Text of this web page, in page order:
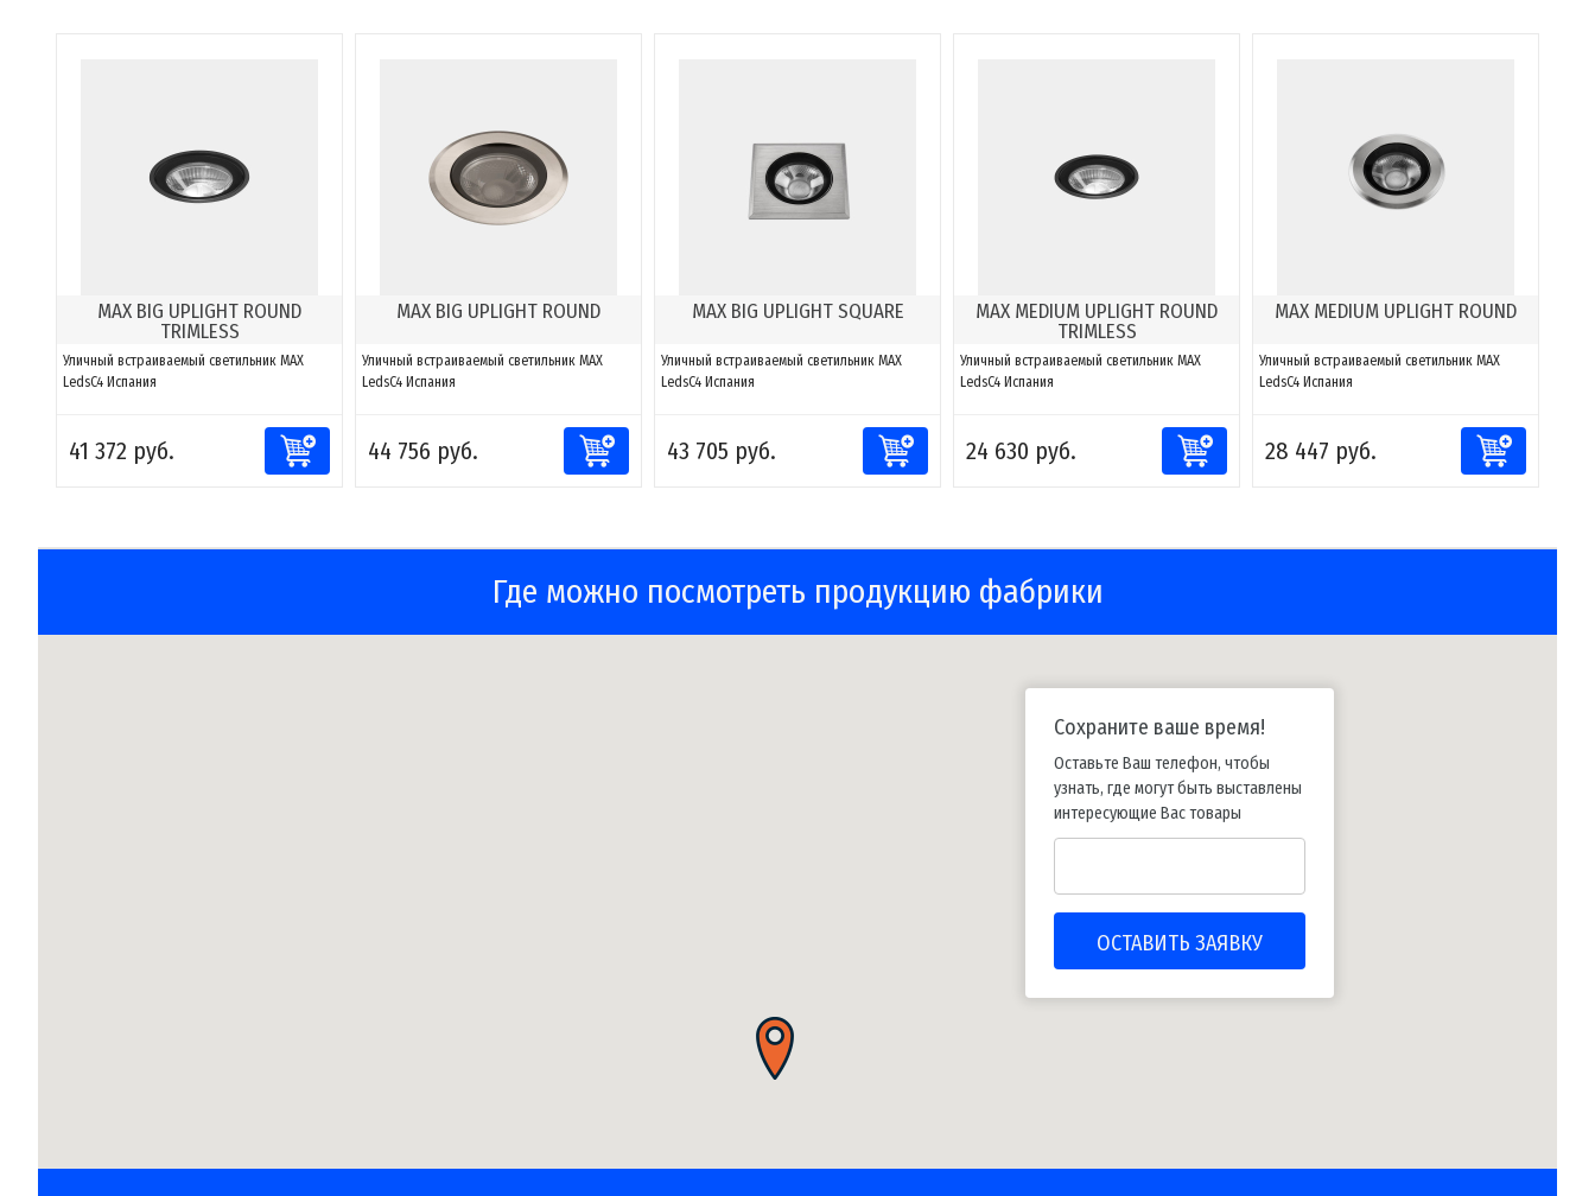
MAX BIG UPLIGHT ROUND
TRIMLESS
Уличный встраиваемый светильник MAX
LedsC4 Испания
41 372 руб.
MAX BIG UPLIGHT ROUND
Уличный встраиваемый светильник MAX
LedsC4 Испания
44 756 руб.
MAX BIG UPLIGHT SQUARE
Уличный встраиваемый светильник MAX
LedsC4 Испания
43 705 руб.
MAX MEDIUM UPLIGHT ROUND
TRIMLESS
Уличный встраиваемый светильник MAX
LedsC4 Испания
24 630 руб.
MAX MEDIUM UPLIGHT ROUND
Уличный встраиваемый светильник MAX
LedsC4 Испания
28 447 руб.
Где можно посмотреть продукцию фабрики
Сохраните ваше время!
Оставьте Ваш телефон, чтобы
узнать, где могут быть выставлены
интересующие Вас товары